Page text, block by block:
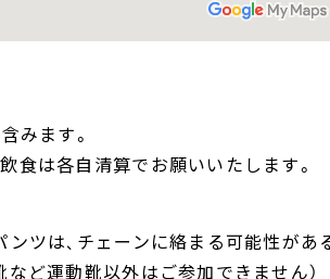
みます。
食は各自清算でお願いいたします。
ンツは、チェーンに絡まる可能性があ
など運動靴以外はご参加できません）